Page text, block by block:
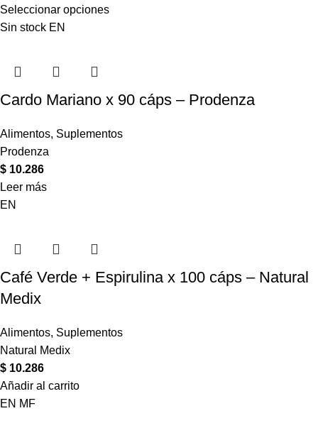
Seleccionar opciones
Sin stock EN
Cardo Mariano x 90 cáps – Prodenza
Alimentos, Suplementos
Prodenza
$ 10.286
Leer más
EN
Café Verde + Espirulina x 100 cáps – Natural
Medix
Alimentos, Suplementos
Natural Medix
$ 10.286
Añadir al carrito
EN MF